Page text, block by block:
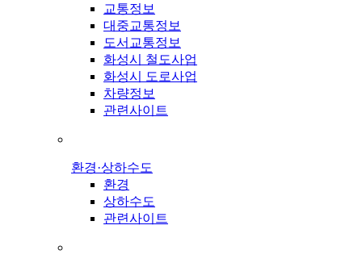
교통정보
대중교통정보
도서교통정보
화성시 철도사업
화성시 도로사업
차량정보
관련사이트
환경·상하수도
환경
상하수도
관련사이트